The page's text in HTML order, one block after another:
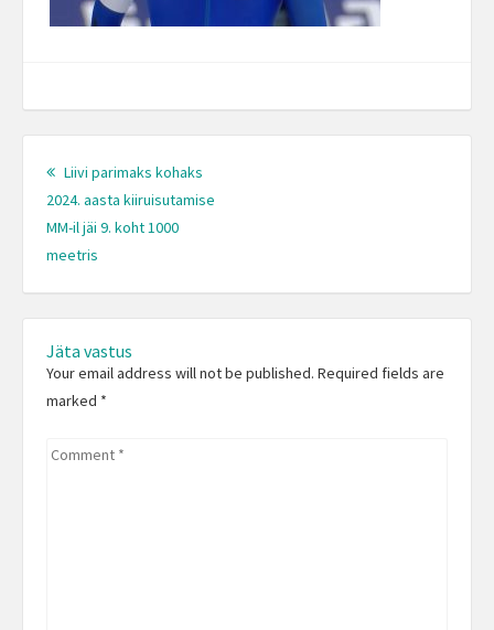
Post
navigation
Liivi parimaks kohaks
2024. aasta kiiruisutamise
MM-il jäi 9. koht 1000
meetris
Jäta vastus
Your email address will not be published. Required fields are
marked *
Comment